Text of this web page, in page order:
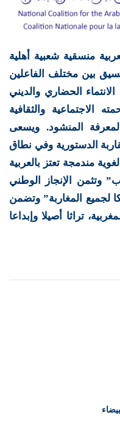
منسقية شعبية أهلية
بين مختلف الفاعلين
الحضاري والديني
الاجتماعية والثقافية
المنشود. ويسعى
الدستورية وفي نطاق
مندمجة تعتز بالعربية
وتثمن الإنجاز الوطني
لجميع المغاربة” وتضمن
تراثا أصيلا وإبداعا